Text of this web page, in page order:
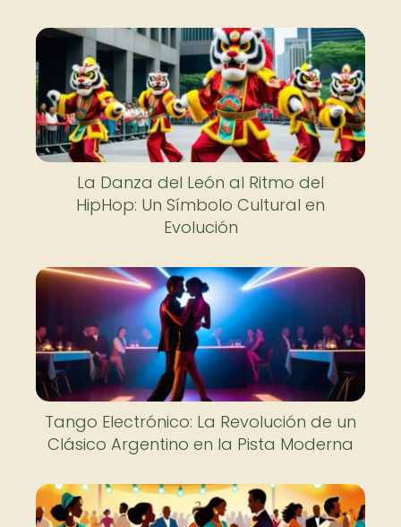
La Danza del León al Ritmo del
HipHop: Un Símbolo Cultural en
Evolución
Tango Electrónico: La Revolución de un
Clásico Argentino en la Pista Moderna